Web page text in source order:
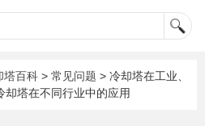
塔百科 > 常见问题 > 冷却塔在工业、
却塔在不同行业中的应用